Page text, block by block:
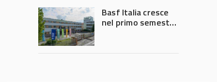
Governo
Basf Italia cresce
nel primo semestre